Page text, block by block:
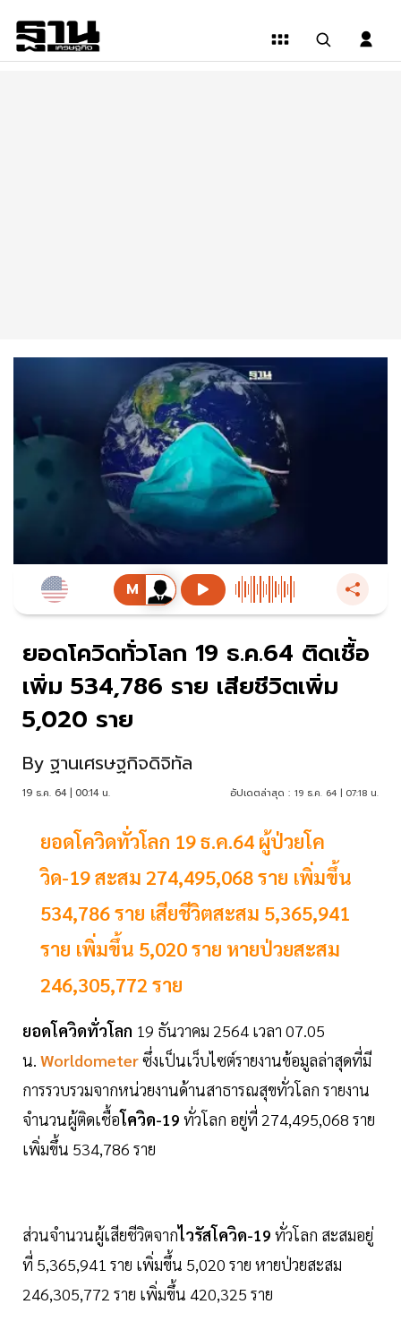
ยอดโควิดทั่วโลก 19 ธ.ค.64 ติดเชื้อ
เพิ่ม 534,786 ราย เสียชีวิตเพิ่ม
5,020 ราย
By ฐานเศรษฐกิจดิจิทัล
19 ธ.ค. 64 | 00:14 น. อัปเดตล่าสุด : 19 ธ.ค. 64 | 07:18 น.
ยอดโควิดทั่วโลก 19 ธ.ค.64 ผู้ป่วยโค
วิด-19 สะสม 274,495,068 ราย เพิ่มขึ้น
534,786 ราย เสียชีวิตสะสม 5,365,941
ราย เพิ่มขึ้น 5,020 ราย หายป่วยสะสม
246,305,772 ราย
ยอดโควิดทั่วโลก 19 ธันวาคม 2564 เวลา 07.05
น. Worldometerซึ่งเป็นเว็บไซต์รายงานข้อมูลล่าสุดที่มี
การรวบรวมจากหน่วยงานด้านสาธารณสุขทั่วโลก รายงาน
จำนวนผู้ติดเชื้อโควิด-19 ทั่วโลก อยู่ที่ 274,495,068 ราย
เพิ่มขึ้น 534,786 ราย
ส่วนจำนวนผู้เสียชีวิตจากไวรัสโควิด-19 ทั่วโลก สะสมอยู่
ที่ 5,365,941 ราย เพิ่มขึ้น 5,020 ราย หายป่วยสะสม
246,305,772 ราย เพิ่มขึ้น 420,325 ราย